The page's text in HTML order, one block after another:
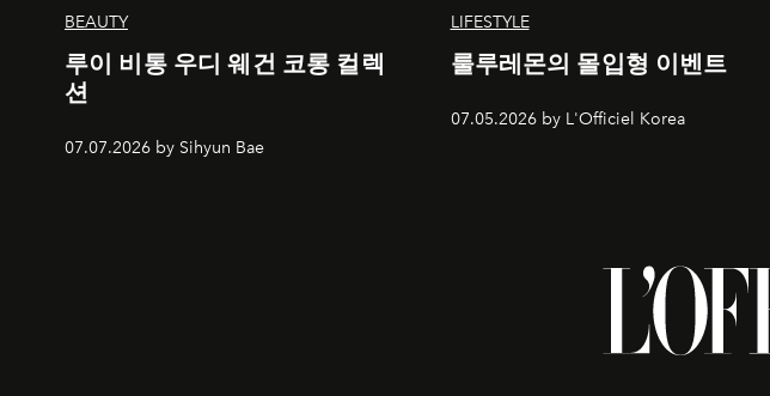
BEAUTY
루이 비통 우디 웨건 코롱 컬렉
션
07.07.2026 by Sihyun Bae
LIFESTYLE
룰루레몬의 몰입형 이벤트
07.05.2026 by L'Officiel Korea